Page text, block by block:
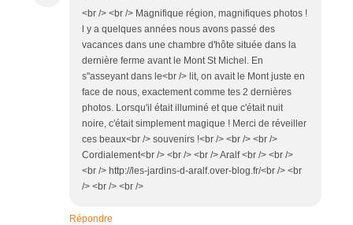
<br /> <br /> Magnifique région, magnifiques photos !
l y a quelques années nous avons passé des
vacances dans une chambre d'hôte située dans la
dernière ferme avant le Mont St Michel. En
s"asseyant dans le<br /> lit, on avait le Mont juste en
face de nous, exactement comme tes 2 dernières
photos. Lorsqu'il était illuminé et que c'était nuit
noire, c'était simplement magique ! Merci de réveiller
ces beaux<br /> souvenirs !<br /> <br /> <br />
Cordialement<br /> <br /> <br /> Aralf <br /> <br />
<br /> http://les-jardins-d-aralf.over-blog.fr/<br /> <br
/> <br /> <br />
Répondre